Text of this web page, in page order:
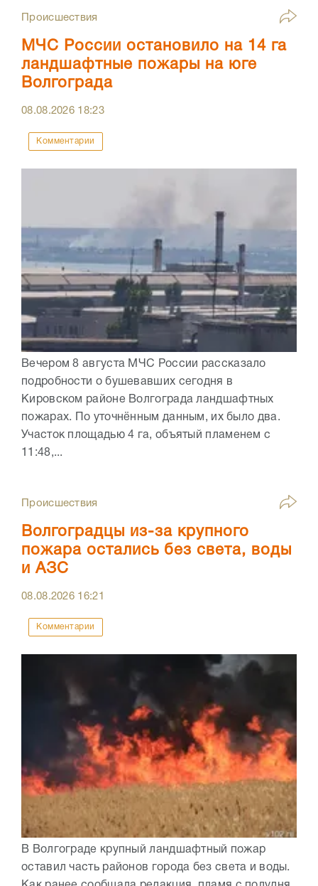
Происшествия
МЧС России остановило на 14 га
ландшафтные пожары на юге
Волгограда
08.08.2026 18:23
Комментарии
Вечером 8 августа МЧС России рассказало
подробности о бушевавших сегодня в
Кировском районе Волгограда ландшафтных
пожарах. По уточнённым данным, их было два.
Участок площадью 4 га, объятый пламенем с
11:48,...
Происшествия
Волгоградцы из-за крупного
пожара остались без света, воды
и АЗС
08.08.2026 16:21
Комментарии
В Волгограде крупный ландшафтный пожар
оставил часть районов города без света и воды.